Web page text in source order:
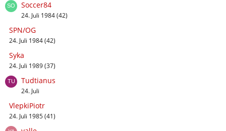
Soccer84
24. Juli 1984 (42)
SPN/OG
24. Juli 1984 (42)
Syka
24. Juli 1989 (37)
Tudtianus
24. Juli
VlepkiPiotr
24. Juli 1985 (41)